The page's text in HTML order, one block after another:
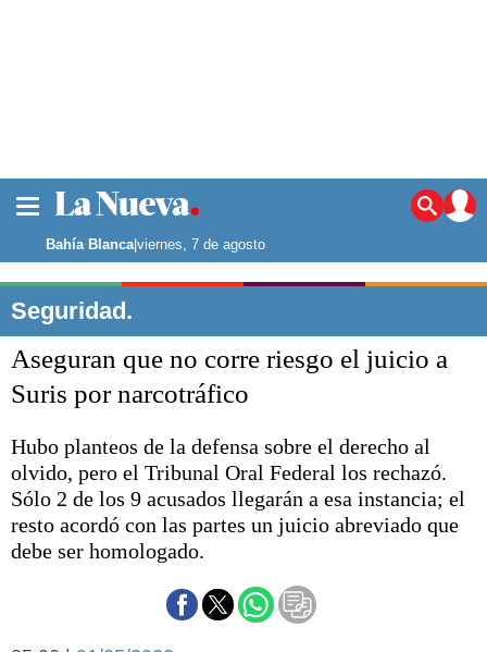
Noticias
La ciudad
Punta Alta
El mundo
Seguridad
Deportes
Escenario Olímpico
Liga del Sur
Básquetbol
Fútbol
Aplausos
Cines
Bahía Blanca|viernes, 7 de agosto
Seguridad.
Aseguran que no corre riesgo el juicio a
Suris por narcotráfico
Hubo planteos de la defensa sobre el derecho al
olvido, pero el Tribunal Oral Federal los rechazó.
Sólo 2 de los 9 acusados llegarán a esa instancia; el
resto acordó con las partes un juicio abreviado que
debe ser homologado.